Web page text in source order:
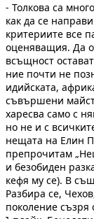
- Толкова са
как да се
критериите все
оценяващия. Да
всъщност
ние почти не
идийската,
съвършени
харесва само с
но не и с
нещата на Елин
препрочитам
и безобиден
кефя му се). В
Разбира се,
поколение